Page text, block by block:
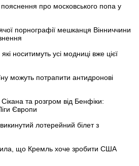
про московського попа у
порнографії мешканця Вінниччини
носитимуть усі модниці вже цієї
можуть потрапити антидронові
та розгром від Бенфіки:
Європи
лотерейний білет з
що Кремль хоче зробити США